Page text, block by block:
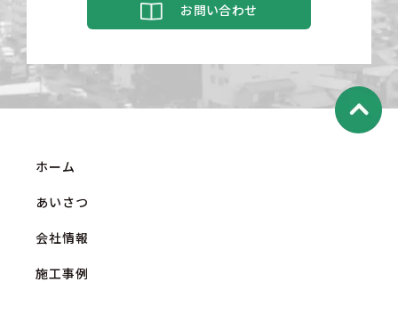
お問い合わせ
ホーム
あいさつ
会社情報
施工事例